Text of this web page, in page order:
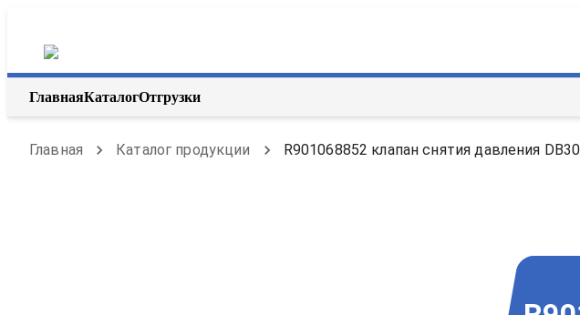
ГлавнаяКаталогОтгрузки
Главная Каталог продукции R901068852 клапан снятия давления